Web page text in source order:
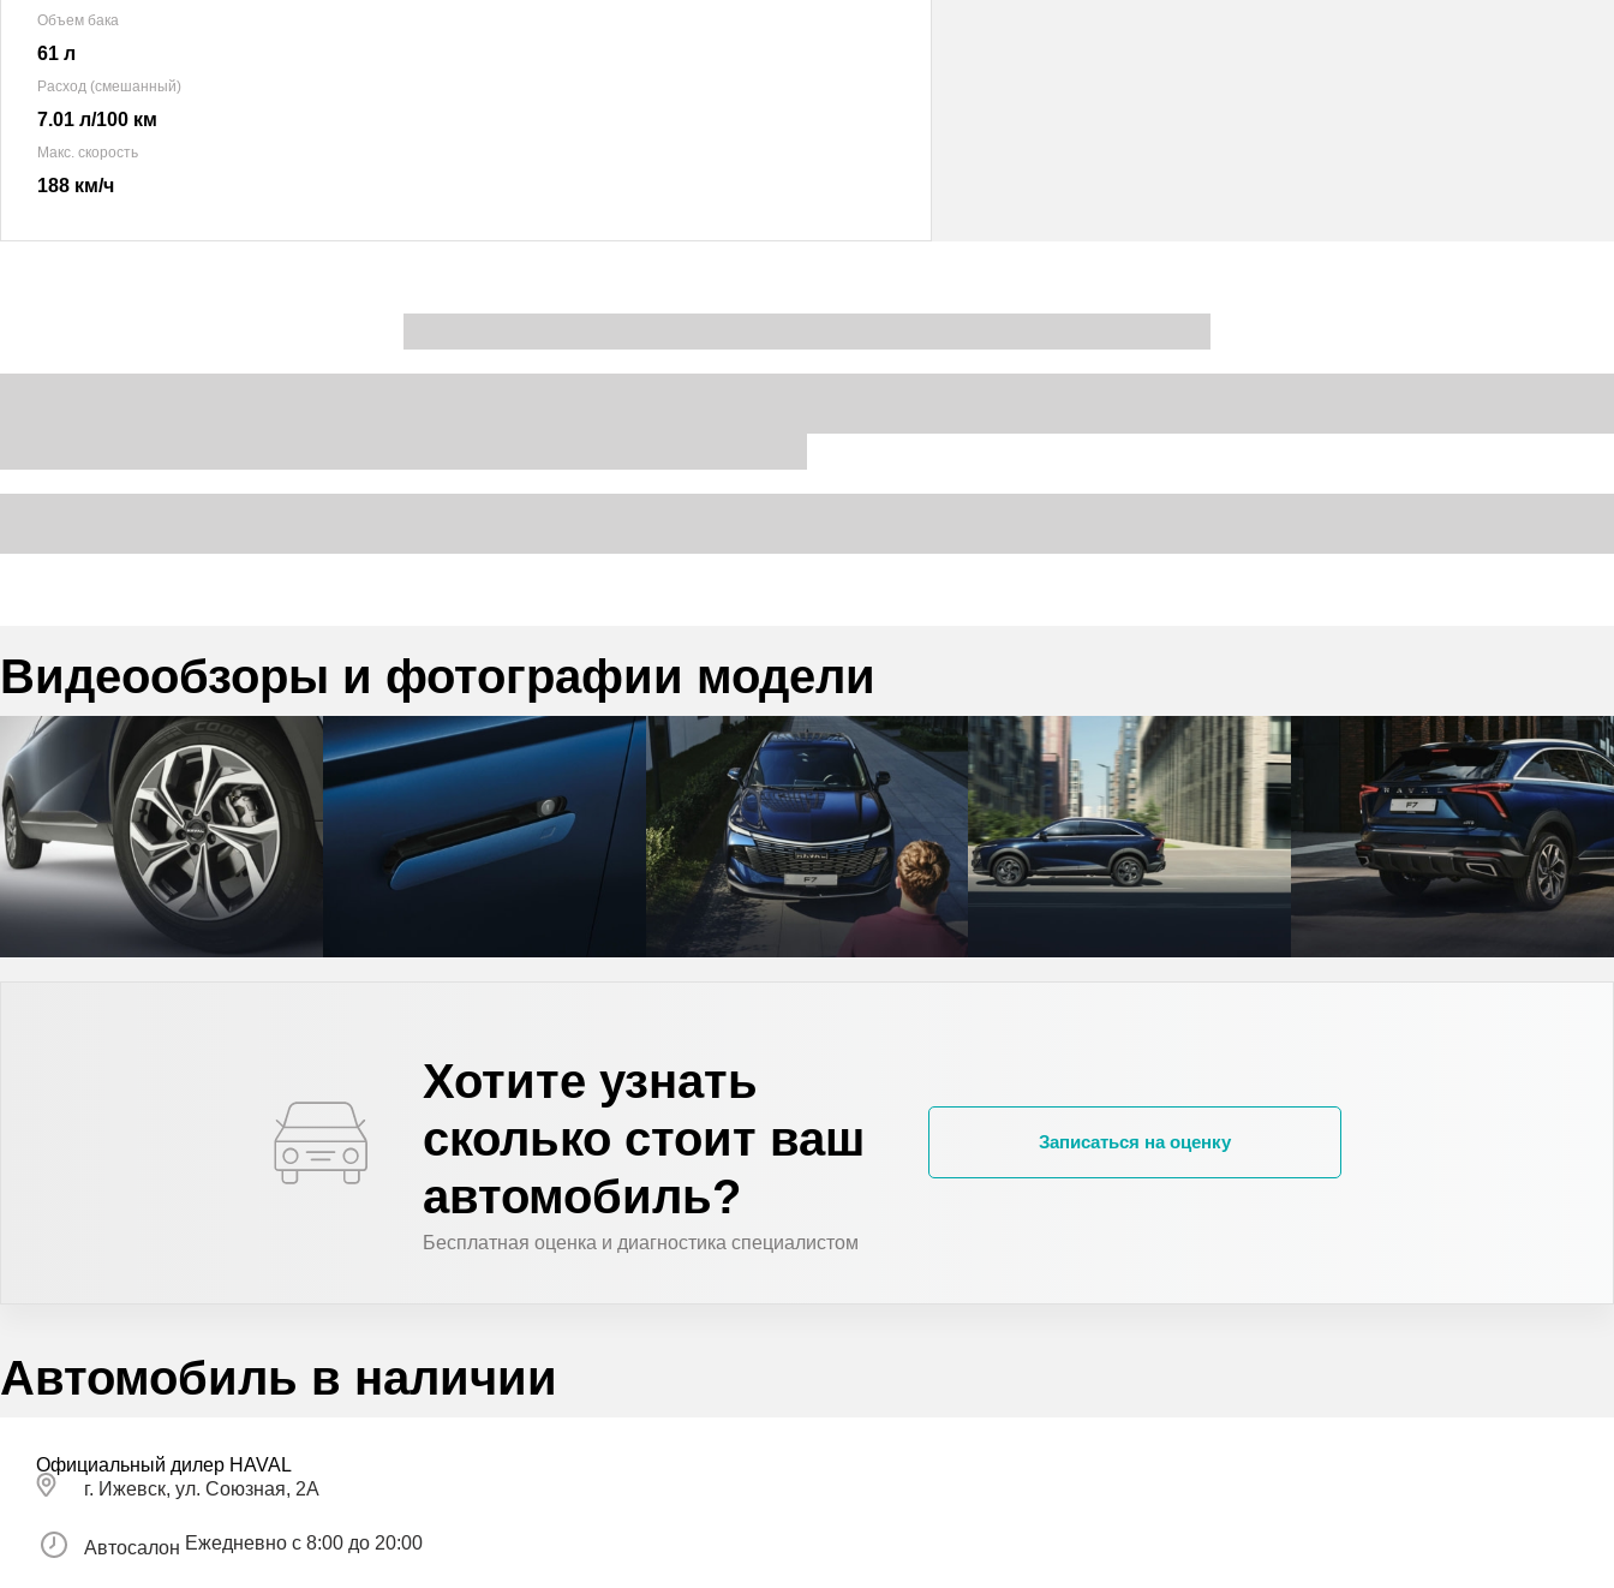
Объем бака
61 л
Расход (смешанный)
7.01 л/100 км
Макс. скорость
188 км/ч
Видеообзоры и фотографии модели
Хотите узнать
сколько стоит ваш
автомобиль?
Бесплатная оценка и диагностика специалистом
Записаться на оценку
Автомобиль в наличии
Официальный дилер HAVAL
г. Ижевск, ул. Союзная, 2А
Автосалон Ежедневно с 8:00 до 20:00